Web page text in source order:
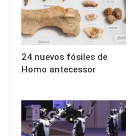
24 nuevos fósiles de
Homo antecessor